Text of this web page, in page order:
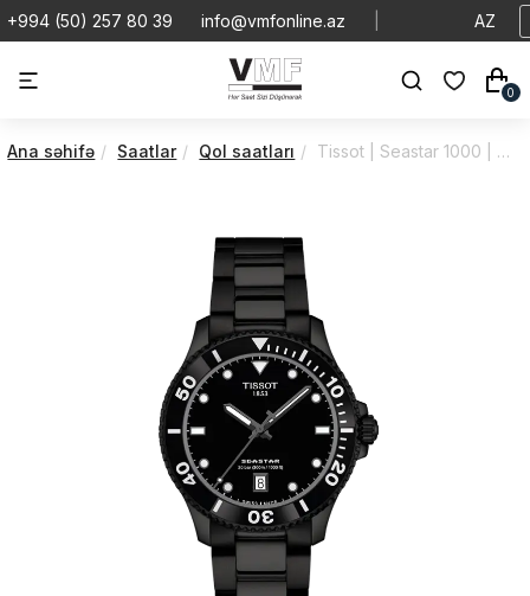
+994 (50) 257 80 39 info@vmfonline.az AZ
0
Ana səhifə Saatlar Qol saatları Tissot | Seastar 1000 | Quartz | T1204103305100